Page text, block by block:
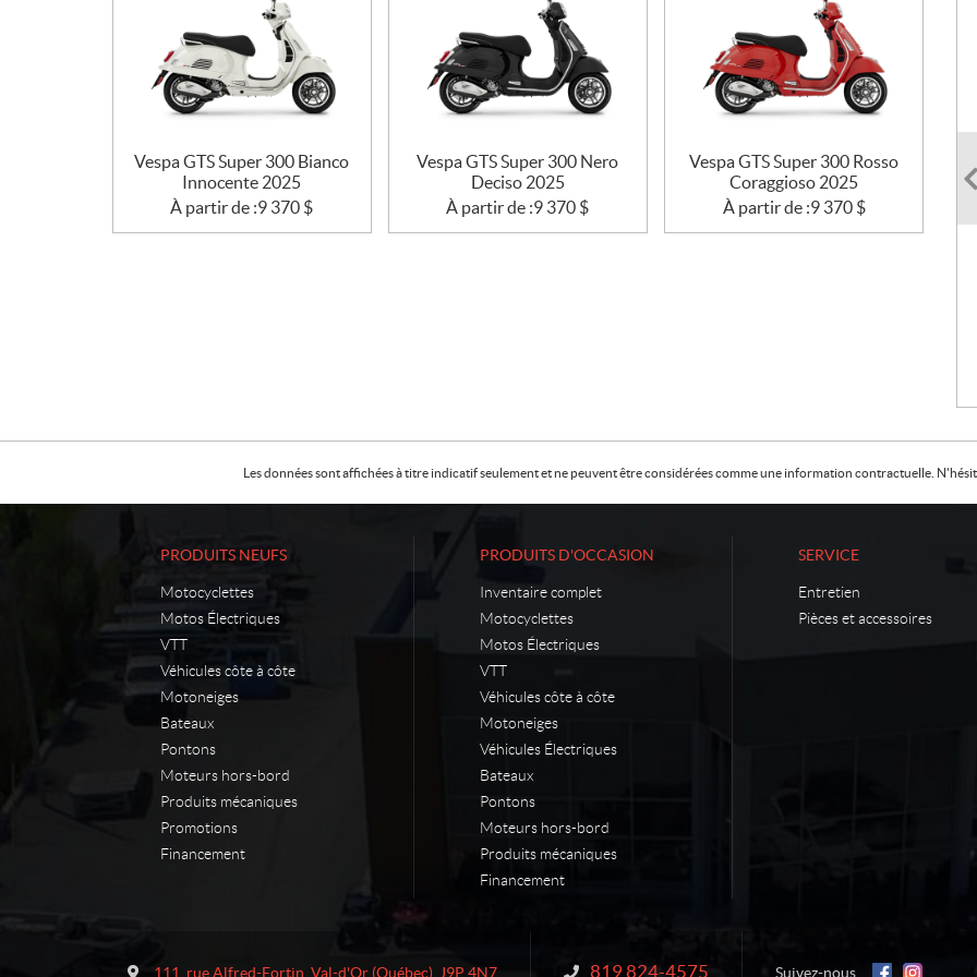
Vespa GTS Super 300 Bianco
Innocente 2025
À partir de :9 370 $
Vespa GTS Super 300 Nero
Deciso 2025
À partir de :9 370 $
Vespa GTS Super 300 Rosso
Coraggioso 2025
À partir de :9 370 $
Les données sont affichées à titre indicatif seulement et ne peuvent être considérées comme une information contractuelle.
PRODUITS NEUFS
Motocyclettes
Motos Électriques
VTT
Véhicules côte à côte
Motoneiges
Bateaux
Pontons
Moteurs hors-bord
Produits mécaniques
Promotions
Financement
PRODUITS D'OCCASION
Inventaire complet
Motocyclettes
Motos Électriques
VTT
Véhicules côte à côte
Motoneiges
Véhicules Électriques
Bateaux
Pontons
Moteurs hors-bord
Produits mécaniques
Financement
SERVICE
Entretien
Pièces et accessoires
111, rue Alfred-Fortin Val-d'Or (Québec) J9P 4N7 Information :
819 824-4575 Suivez-nous